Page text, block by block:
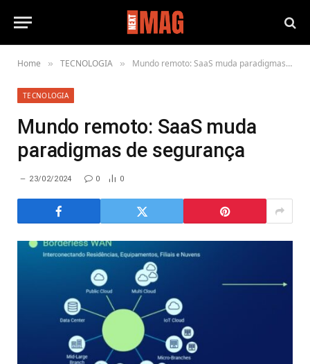
Home » TECNOLOGIA » Mundo remoto: SaaS muda paradigmas de segurança
TECNOLOGIA
Mundo remoto: SaaS muda
paradigmas de segurança
23/02/2024 0 0